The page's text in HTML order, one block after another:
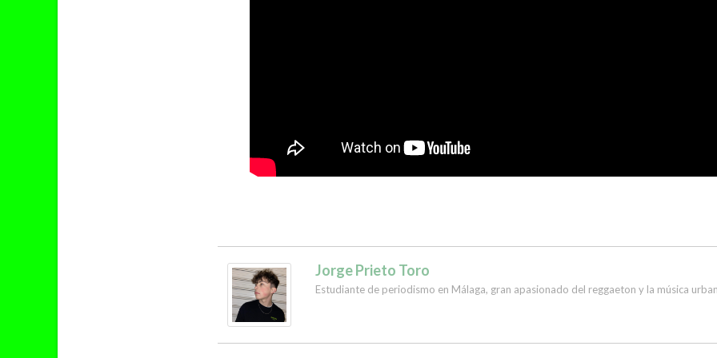
Jorge Prieto Toro
Estudiante de periodismo en Málaga, gran apasionado del reggaeton y la música